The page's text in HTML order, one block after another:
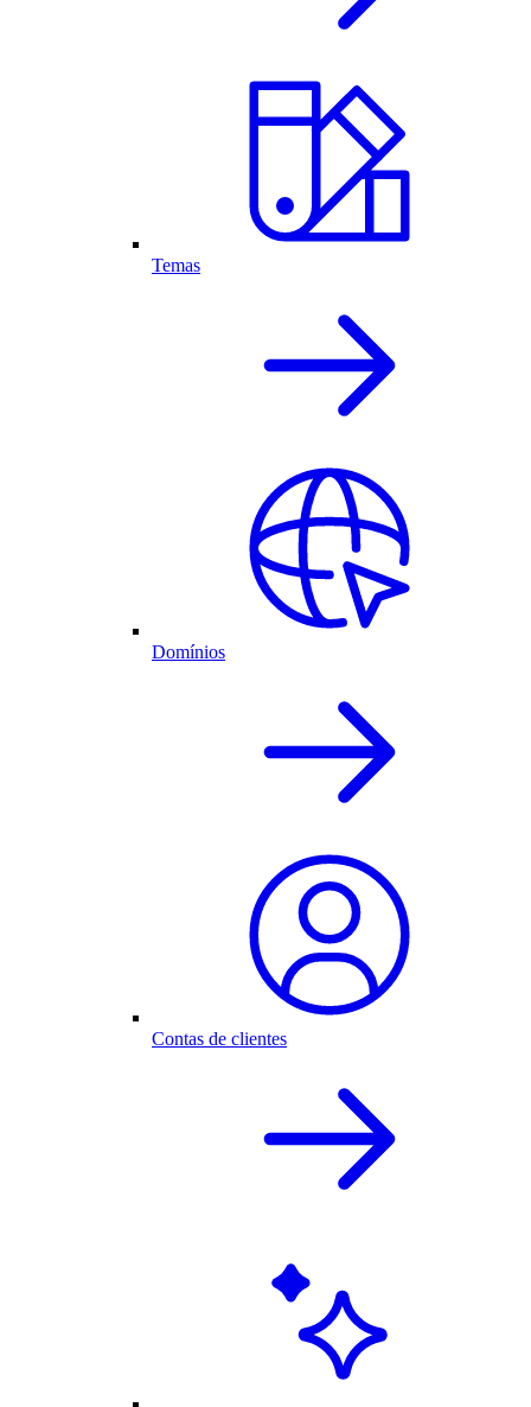
Temas
Domínios
Contas de clientes